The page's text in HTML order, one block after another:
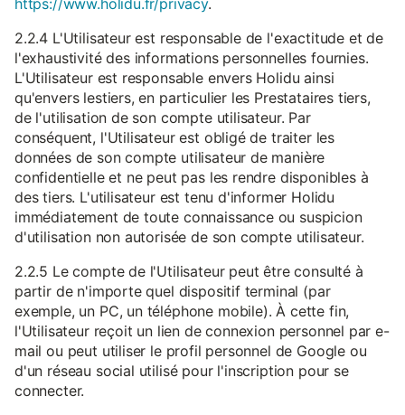
https://www.holidu.fr/privacy.
2.2.4 L'Utilisateur est responsable de l'exactitude et de
l'exhaustivité des informations personnelles fournies.
L'Utilisateur est responsable envers Holidu ainsi
qu'envers lestiers, en particulier les Prestataires tiers,
de l'utilisation de son compte utilisateur. Par
conséquent, l'Utilisateur est obligé de traiter les
données de son compte utilisateur de manière
confidentielle et ne peut pas les rendre disponibles à
des tiers. L'utilisateur est tenu d'informer Holidu
immédiatement de toute connaissance ou suspicion
d'utilisation non autorisée de son compte utilisateur.
2.2.5 Le compte de l'Utilisateur peut être consulté à
partir de n'importe quel dispositif terminal (par
exemple, un PC, un téléphone mobile). À cette fin,
l'Utilisateur reçoit un lien de connexion personnel par e-
mail ou peut utiliser le profil personnel de Google ou
d'un réseau social utilisé pour l'inscription pour se
connecter.